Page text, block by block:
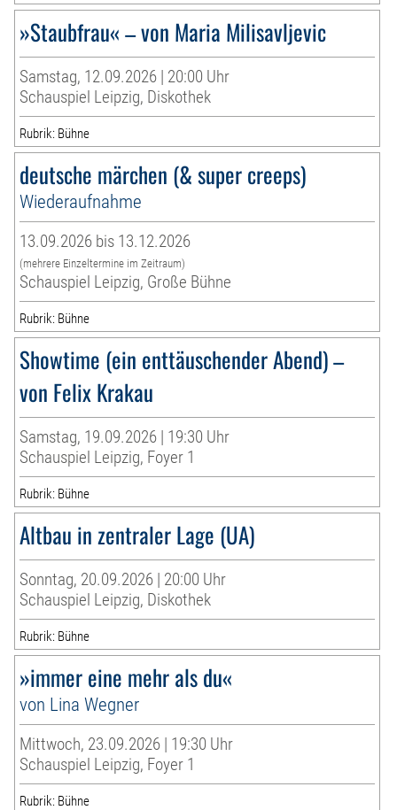
»Staubfrau« – von Maria Milisavljevic
Samstag, 12.09.2026 | 20:00 Uhr
Schauspiel Leipzig, Diskothek
Rubrik: Bühne
deutsche märchen (& super creeps)
Wiederaufnahme
13.09.2026 bis 13.12.2026
(mehrere Einzeltermine im Zeitraum)
Schauspiel Leipzig, Große Bühne
Rubrik: Bühne
Showtime (ein enttäuschender Abend) –
von Felix Krakau
Samstag, 19.09.2026 | 19:30 Uhr
Schauspiel Leipzig, Foyer 1
Rubrik: Bühne
Altbau in zentraler Lage (UA)
Sonntag, 20.09.2026 | 20:00 Uhr
Schauspiel Leipzig, Diskothek
Rubrik: Bühne
»immer eine mehr als du«
von Lina Wegner
Mittwoch, 23.09.2026 | 19:30 Uhr
Schauspiel Leipzig, Foyer 1
Rubrik: Bühne